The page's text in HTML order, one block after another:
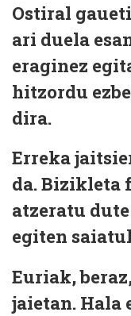
Ostiral
ari duela
eraginez
hitzordu
dira.
Erreka
da. Bizikleta
atzeratu
egiten
Euriak,
jaietan. Hala